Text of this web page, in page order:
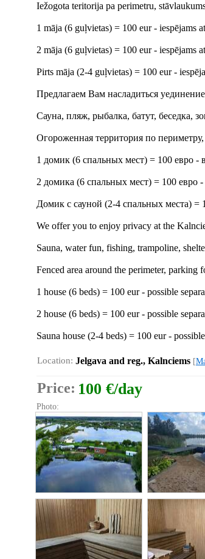
Iežogota teritorija pa perimetru,
1 māja (6 guļvietas) = 100 eur - iespējams
2 māja (6 guļvietas) = 100 eur - iespējams
Pirts māja (2-4 guļvietas) = 100 eur -
Предлагаем Bам насладиться
Сауна, пляж, рыбалка, батут, беседка,
Огороженная территория по
1 домик (6 спальных мест) = 100 евро -
2 домика (6 спальных мест) = 100 евро
Домик с сауной (2-4 спальных места) =
We offer you to enjoy privacy at the
Sauna, water fun, fishing, trampoline,
Fenced area around the perimeter, parking
1 house (6 beds) = 100 eur - possible
2 house (6 beds) = 100 eur - possible
Sauna house (2-4 beds) = 100 eur -
Location: Jelgava and reg., Kalnciems [
Price: 100 €/day
Photo: